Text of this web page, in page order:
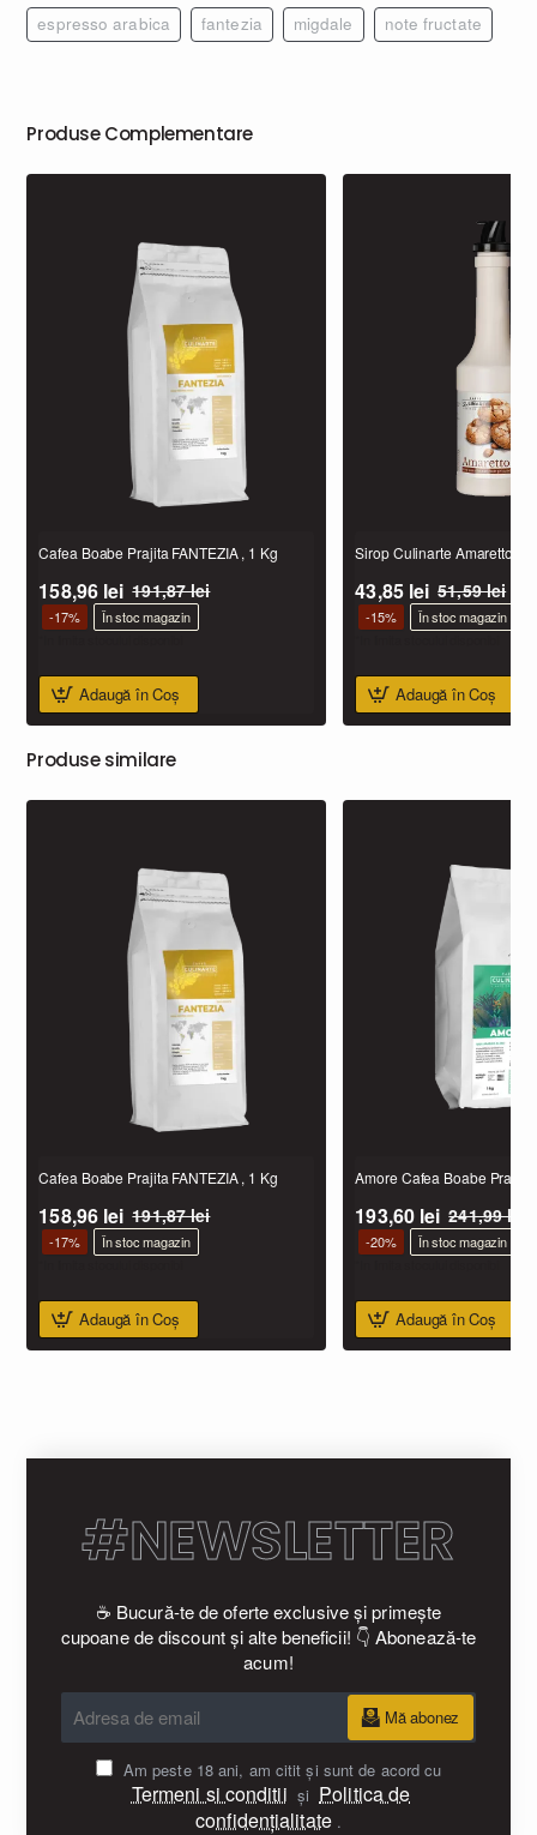
espresso arabica fantezia migdale note fructate
Produse Complementare
Cafea Boabe Prajita FANTEZIA , 1 Kg
În stoc magazin
-17%
158,96 lei 191,87 lei
Adaugă în Coş
Sirop Culinarte Amaretto
În stoc magazin
-15%
43,85 lei 51,59 lei
Adaugă în Coş
Produse similare
Cafea Boabe Prajita FANTEZIA , 1 Kg
În stoc magazin
-17%
158,96 lei 191,87 lei
Adaugă în Coş
Amore Cafea Boabe
În stoc magazin
-20%
193,60 lei 241,99 lei
Adaugă în Coş
#NEWSLETTER
☕ Bucură-te de oferte exclusive și primește
cupoane de discount și alte beneficii! 👇 Abonează-te
acum!
de
email
Mă abonez
Am peste 18 ani, am citit şi sunt de acord cu
Termeni si conditii și Politica de
confidențialitate .